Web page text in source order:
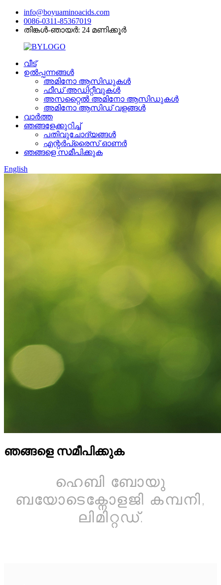
info@boyuaminoacids.com
0086-0311-85367019
തിങ്കൾ-ഞായർ: 24 മണിക്കൂർ
വീട്
ഉൽപ്പന്നങ്ങൾ
അമിനോ ആസിഡുകൾ
ഫീഡ് അഡിറ്റീവുകൾ
അസറ്റൈൽ അമിനോ ആസിഡുകൾ
അമിനോ ആസിഡ് വളങ്ങൾ
വാർത്ത
ഞങ്ങളേക്കുറിച്ച്
പതിവുചോദ്യങ്ങൾ
എന്റർപ്രൈസ് ഓണർ
ഞങ്ങളെ സമീപിക്കുക
English
ഞങ്ങളെ സമീപിക്കുക
ഹെബി ബോയു
ബയോടെക്നോളജി കമ്പനി,
ലിമിറ്റഡ്.